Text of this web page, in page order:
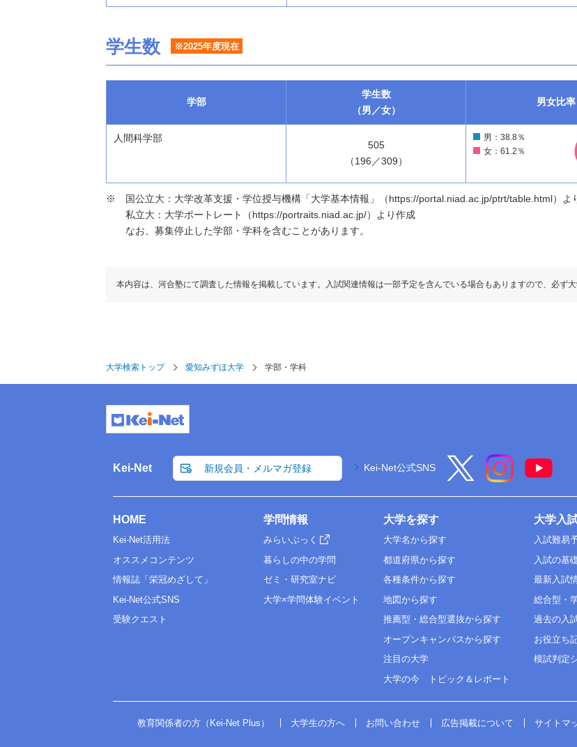
学生数 ※2025年度現在
学部
学生数
（男／女）
男女比率
人間科学部
505
（196／309）
男：38.8％
女：61.2％
国公立大：大学改革支援・学位授与機構「大学基本情報」（https://portal.niad.ac.jp/ptrt/table.html）よ
私立大：大学ポートレート（https://portraits.niad.ac.jp/）より作成
なお、募集停止した学部・学科を含むことがあります。
本内容は、河合塾にて調査した情報を掲載しています。入試関連情報は一部予定を含んでいる場合もありますので、必ず
大学検索トップ 愛知みずほ大学 学部・学科
Kei-Net 新規会員・メルマガ登録 Kei-Net公式SNS
HOME
Kei-Net活用法
オススメコンテンツ
情報誌「栄冠めざして」
Kei-Net公式SNS
受験クエスト
学問情報
みらいぶっく
暮らしの中の学問
ゼミ・研究室ナビ
大学×学問体験イベント
大学を探す
大学名から探す
都道府県から探す
各種条件から探す
地図から探す
推薦型・総合型選抜から探す
オープンキャンパスから探す
注目の大学
大学の今 トピック＆レポート
大学入
入試難易
入試の基
最新入試
総合型・
過去の入
お役立ち
模試判定
教育関係者の方（Kei-Net Plus） 大学生の方へ お問い合わせ 広告掲載について サイトマ